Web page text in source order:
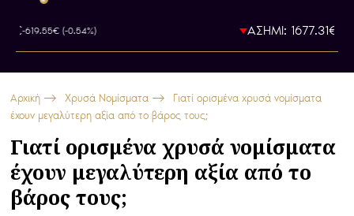
-619.55€ (-0.54%) ΑΣΗΜΙ: 1677.31€-22.48€
Αρχική Χρυσά Νομίσματα
Γιατί ορισμένα χρυσά νομίσματα
έχουν μεγαλύτερη αξία από το βάρος τους;
Γιατί ορισμένα χρυσά νομίσματα
έχουν μεγαλύτερη αξία από το
βάρος τους;